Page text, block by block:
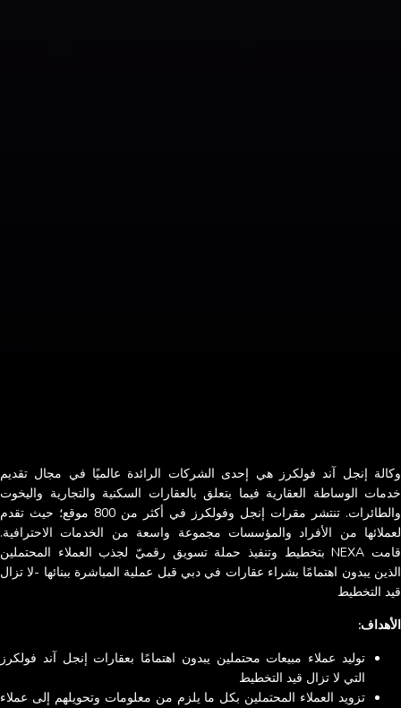
وكالة إنجل آند فولكرز هي إحدى الشركات الرائدة عالميًا في مجال تقديم
خدمات الوساطة العقارية فيما يتعلق بالعقارات السكنية والتجارية واليخوت
والطائرات. تنتشر مقرات إنجل وفولكرز في أكثر من 800 موقع؛ حيث تقدم
لعملائها من الأفراد والمؤسسات مجموعة واسعة من الخدمات الاحترافية.
قامت NEXA بتخطيط وتنفيذ حملة تسويق رقميّ لجذب العملاء المحتملين
الذين يبدون اهتمامًا بشراء عقارات في دبي قبل عملية المباشرة ببنائها -لا تزال
قيد التخطيط
الأهداف:
توليد عملاء مبيعات محتملين يبدون اهتمامًا بعقارات إنجل آند فولكرز
التي لا تزال قيد التخطيط
تزويد العملاء المحتملين بكل ما يلزم من معلومات وتحويلهم إلى عملاء